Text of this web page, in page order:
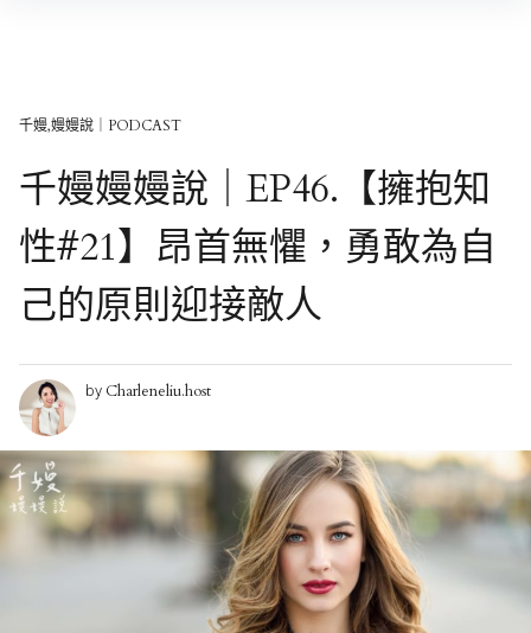
千嫚,嫚嫚說｜PODCAST
千嫚嫚嫚說｜EP46.【擁抱知
性#21】昂首無懼，勇敢為自
己的原則迎接敵人
by Charleneliu.host